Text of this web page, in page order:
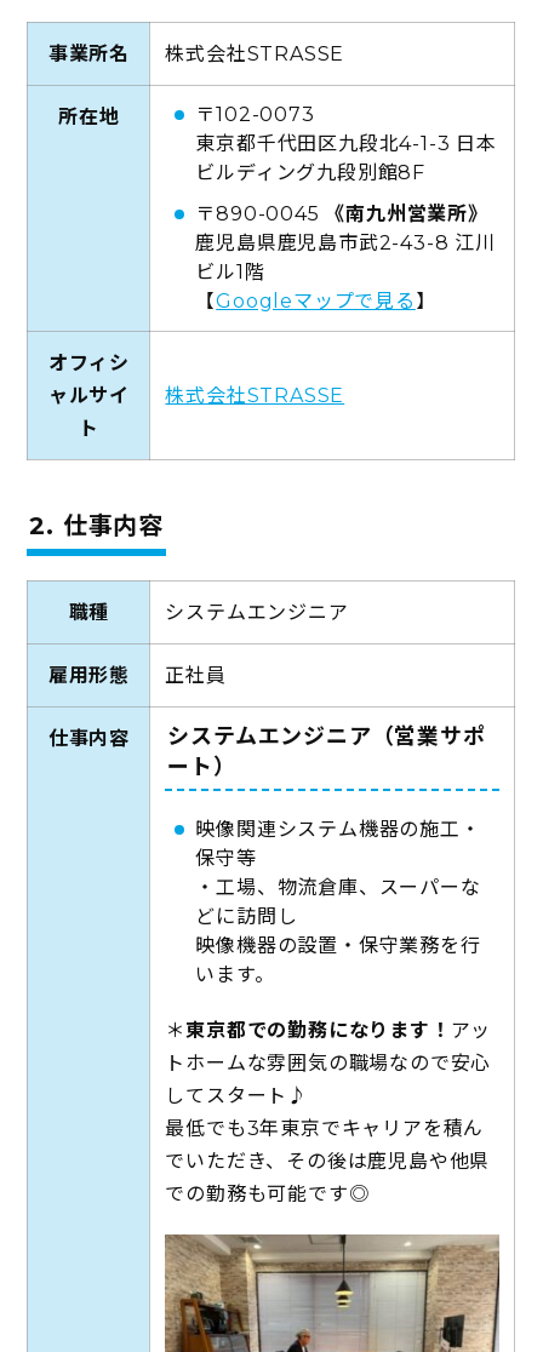
事業所名 株式会社STRASSE
所在地
〒102-0073
東京都千代田区九段北4-1-3 日本
ビルディング九段別館8F
〒890-0045
《南九州営業所》
鹿児島県鹿児島市武2-43-8 江川
ビル1階
【Googleマップで見る 】
オフィシ
ャルサイ
ト
株式会社STRASSE
2. 仕事内容
職種 システムエンジニア
雇用形態 正社員
仕事内容
システムエンジニア（営業サポ
ート）
映像関連システム機器の施工・
保守等
・工場、物流倉庫、スーパーな
どに訪問し
映像機器の設置・保守業務を行
います。
＊東京都での勤務になります！ アッ
トホームな雰囲気の職場なので安心
してスタート♪
最低でも3年東京でキャリアを積ん
でいただき、その後は鹿児島や他県
での勤務も可能です◎